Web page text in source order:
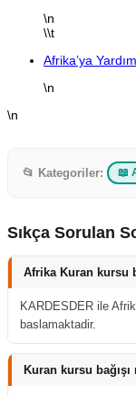
\n
\\t
Afrika’ya
\n
\n
📂 Kategoriler: 📖
Sıkça Sorulan
Afrika Kuran kursu
KARDESDER ile
baslamaktadir.
Kuran kursu bağışı